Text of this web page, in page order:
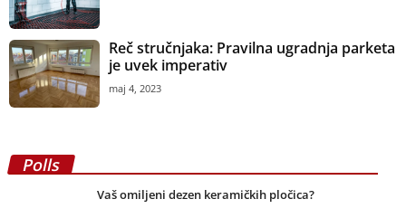
Reč stručnjaka: Pravilna ugradnja parketa
je uvek imperativ
maj 4, 2023
Polls
Vaš omiljeni dezen keramičkih pločica?